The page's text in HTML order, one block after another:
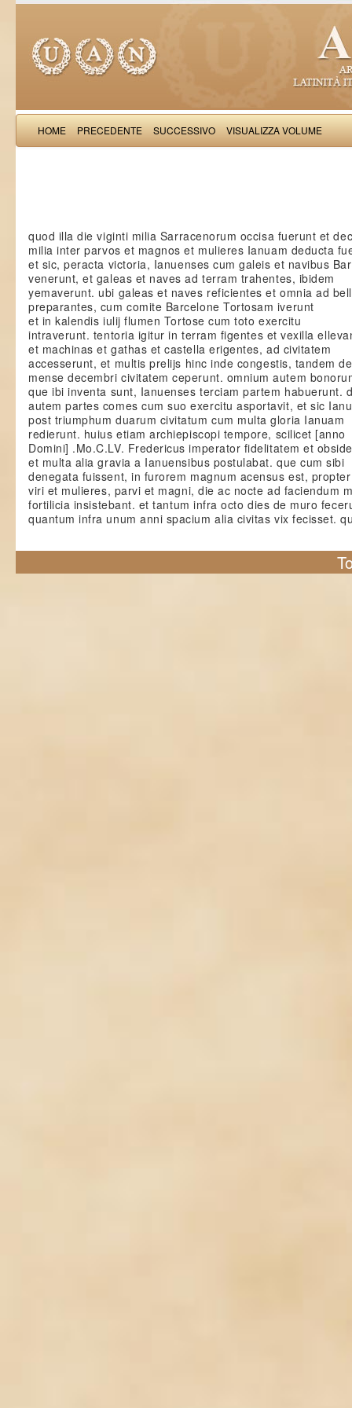
HOME PRECEDENTE SUCCESSIVO VISUALIZZA VOLUME
quod illa die viginti milia Sarracenorum occisa fuerunt et
milia inter parvos et magnos et mulieres Ianuam deducta
et sic, peracta victoria, Ianuenses cum galeis et navibus
venerunt, et galeas et naves ad terram trahentes, ibidem
yemaverunt. ubi galeas et naves reficientes et omnia ad
preparantes, cum comite Barcelone Tortosam iverunt
et in kalendis iulij flumen Tortose cum toto exercitu
intraverunt. tentoria igitur in terram figentes et vexilla
et machinas et gathas et castella erigentes, ad civitatem
accesserunt, et multis prelijs hinc inde congestis, tandem de
mense decembri civitatem ceperunt. omnium autem
que ibi inventa sunt, Ianuenses terciam partem habuerunt.
autem partes comes cum suo exercitu asportavit, et sic
post triumphum duarum civitatum cum multa gloria Ianuam
redierunt. huius etiam archiepiscopi tempore, scilicet [anno
Domini] .Mo.C.LV. Fredericus imperator fidelitatem et
et multa alia gravia a Ianuensibus postulabat. que cum sibi
denegata fuissent, in furorem magnum acensus est,
viri et mulieres, parvi et magni, die ac nocte ad faciendum
fortilicia insistebant. et tantum infra octo dies de muro
quantum infra unum anni spacium alia civitas vix fecisset.